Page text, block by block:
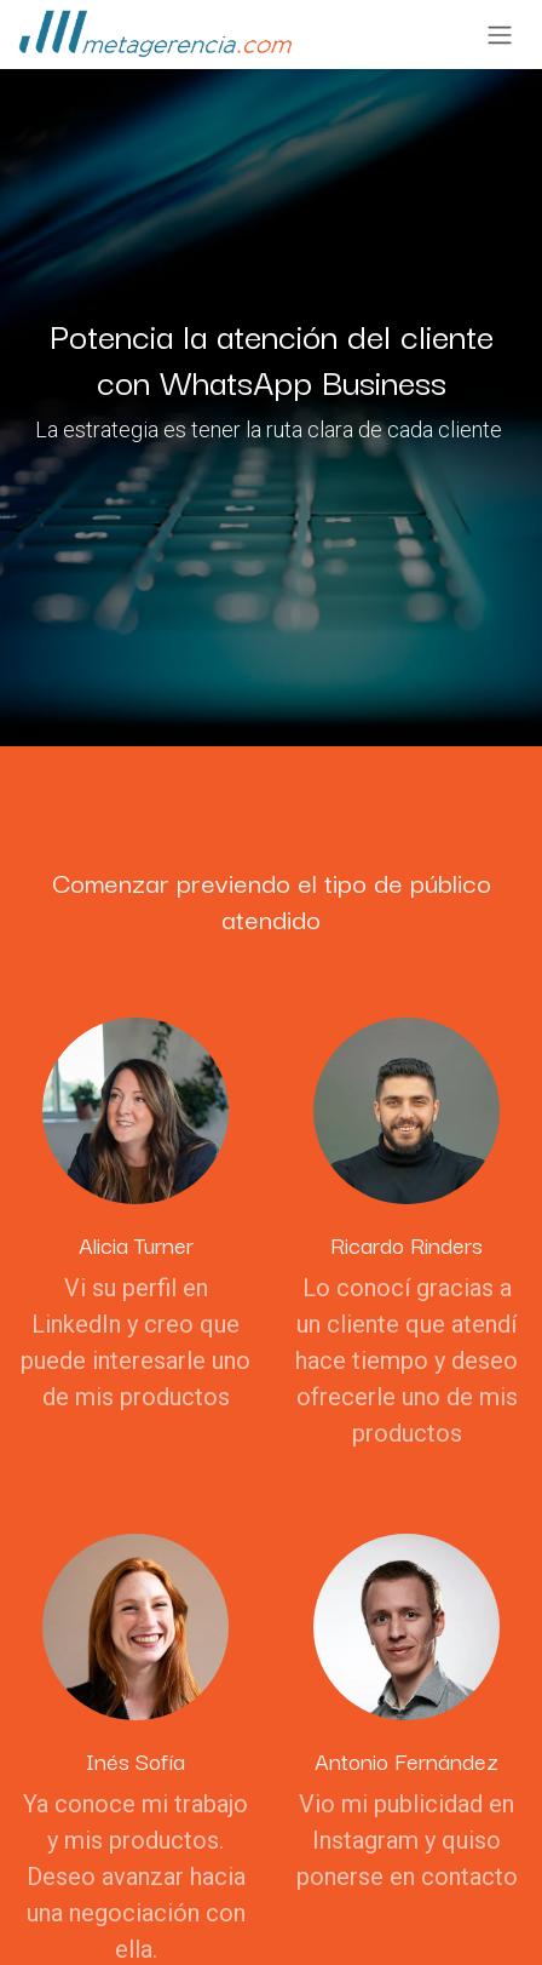
Ir al contenido
Potencia la atención del cliente
con WhatsApp Business
La estrategia es tener la ruta clara de cada cliente
Comenzar previendo el tipo de público
atendido
Alicia Turner
Vi su perfil en
LinkedIn y creo que
puede interesarle uno
de mis productos
Ricardo Rinders
Lo conocí gracias a
un cliente que atendí
hace tiempo y deseo
ofrecerle uno de mis
productos
Inés Sofía
Ya conoce mi trabajo
y mis productos.
Deseo avanzar hacia
una negociación con
ella.
Antonio Fernández
Vio mi publicidad en
Instagram y quiso
ponerse en contacto